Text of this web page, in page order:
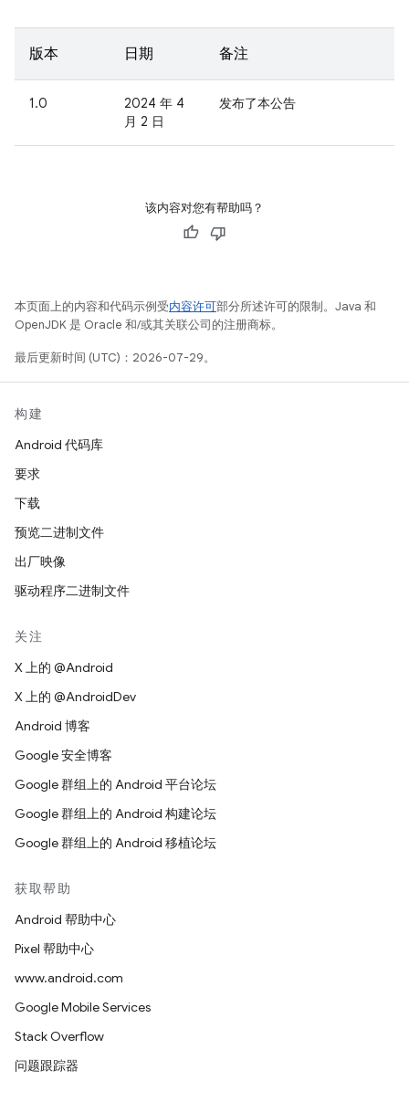
版本 日期 备注
1.0
2024 年 4
月 2 日
发布了本公告
该内容对您有帮助吗？
本页面上的内容和代码示例受内容许可部分所述许可的限制。Java 和
OpenJDK 是 Oracle 和/或其关联公司的注册商标。
最后更新时间 (UTC)：2026-07-29。
构建
Android 代码库
要求
下载
预览二进制文件
出厂映像
驱动程序二进制文件
关注
X 上的 @Android
X 上的 @AndroidDev
Android 博客
Google 安全博客
Google 群组上的 Android 平台论坛
Google 群组上的 Android 构建论坛
Google 群组上的 Android 移植论坛
获取帮助
Android 帮助中心
Pixel 帮助中心
www.android.com
Google Mobile Services
Stack Overflow
问题跟踪器